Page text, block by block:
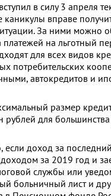
в силу 3 апреля
вправе
За ними можно
платежей на льготный
для всех видов
потребительских
автокредитов и
размер
рублей для
доход за
за 2019 год и
службы или
больничный лист и